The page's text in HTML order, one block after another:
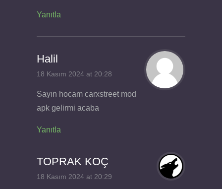
Yanıtla
Halil
18 Kasım 2024 at 20:28
Sayın hocam carxstreet mod
apk gelirmi acaba
Yanıtla
TOPRAK KOÇ
18 Kasım 2024 at 20:29